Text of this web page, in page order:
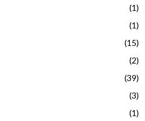
H
(1)
(1)
(15)
(2)
(39)
(3)
(1)